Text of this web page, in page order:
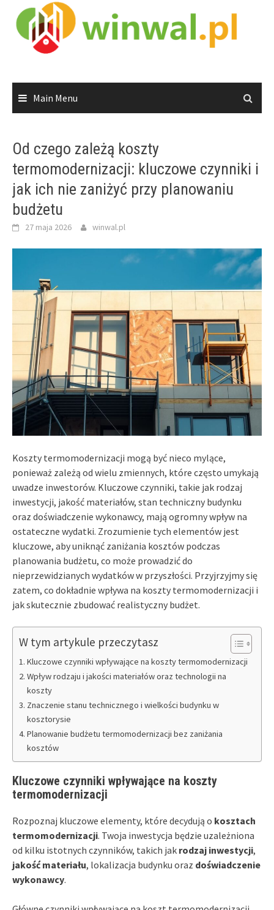
content
Main Menu
Od czego zależą koszty
termomodernizacji: kluczowe czynniki i
jak ich nie zaniżyć przy planowaniu
budżetu
27 maja 2026 winwal.pl
Koszty termomodernizacji mogą być nieco mylące,
ponieważ zależą od wielu zmiennych, które często umykają
uwadze inwestorów. Kluczowe czynniki, takie jak rodzaj
inwestycji, jakość materiałów, stan techniczny budynku
oraz doświadczenie wykonawcy, mają ogromny wpływ na
ostateczne wydatki. Zrozumienie tych elementów jest
kluczowe, aby uniknąć zaniżania kosztów podczas
planowania budżetu, co może prowadzić do
nieprzewidzianych wydatków w przyszłości. Przyjrzyjmy się
zatem, co dokładnie wpływa na koszty termomodernizacji i
jak skutecznie zbudować realistyczny budżet.
W tym artykule przeczytasz
Kluczowe czynniki wpływające na koszty termomodernizacji
Wpływ rodzaju i jakości materiałów oraz technologii na
koszty
Znaczenie stanu technicznego i wielkości budynku w
kosztorysie
Planowanie budżetu termomodernizacji bez zaniżania
kosztów
Kluczowe czynniki wpływające na koszty
termomodernizacji
Rozpoznaj kluczowe elementy, które decydują o kosztach
termomodernizacji. Twoja inwestycja będzie uzależniona
od kilku istotnych czynników, takich jak rodzaj inwestycji,
jakość materiału, lokalizacja budynku oraz doświadczenie
wykonawcy.